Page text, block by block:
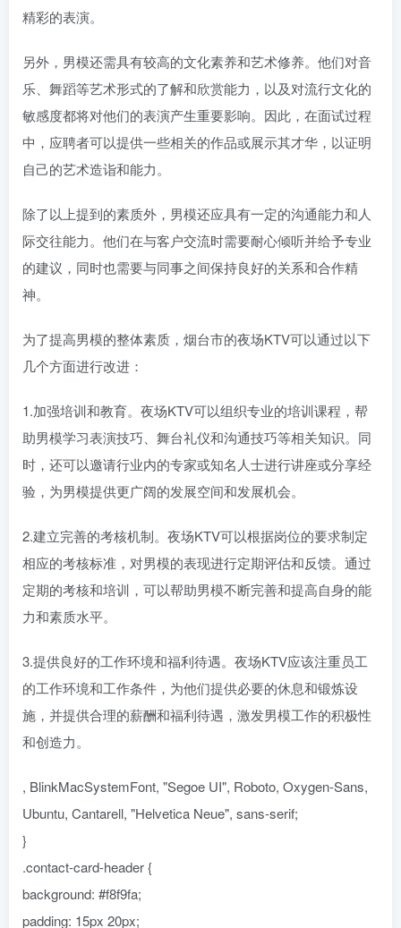
精彩的表演。
另外，男模还需具有较高的文化素养和艺术修养。他们对音
乐、舞蹈等艺术形式的了解和欣赏能力，以及对流行文化的
敏感度都将对他们的表演产生重要影响。因此，在面试过程
中，应聘者可以提供一些相关的作品或展示其才华，以证明
自己的艺术造诣和能力。
除了以上提到的素质外，男模还应具有一定的沟通能力和人
际交往能力。他们在与客户交流时需要耐心倾听并给予专业
的建议，同时也需要与同事之间保持良好的关系和合作精
神。
为了提高男模的整体素质，烟台市的夜场KTV可以通过以下
几个方面进行改进：
1.加强培训和教育。夜场KTV可以组织专业的培训课程，帮
助男模学习表演技巧、舞台礼仪和沟通技巧等相关知识。同
时，还可以邀请行业内的专家或知名人士进行讲座或分享经
验，为男模提供更广阔的发展空间和发展机会。
2.建立完善的考核机制。夜场KTV可以根据岗位的要求制定
相应的考核标准，对男模的表现进行定期评估和反馈。通过
定期的考核和培训，可以帮助男模不断完善和提高自身的能
力和素质水平。
3.提供良好的工作环境和福利待遇。夜场KTV应该注重员工
的工作环境和工作条件，为他们提供必要的休息和锻炼设
施，并提供合理的薪酬和福利待遇，激发男模工作的积极性
和创造力。
, BlinkMacSystemFont, "Segoe UI", Roboto, Oxygen-Sans,
Ubuntu, Cantarell, "Helvetica Neue", sans-serif;
}
.contact-card-header {
background: #f8f9fa;
padding: 15px 20px;